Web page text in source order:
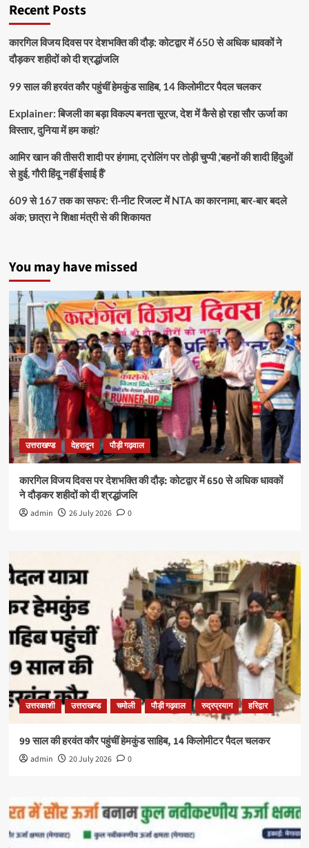
Recent Posts
कारगिल विजय दिवस पर देशभक्ति की दौड़: कोटद्वार में 650 से अधिक धावकों ने
दौड़कर शहीदों को दी श्रद्धांजलि
99 साल की हरवंत कौर पहुंचीं हेमकुंड साहिब, 14 किलोमीटर पैदल चलकर
Explainer: बिजली का बड़ा विकल्प बनता सूरज, देश में कैसे हो रहा सौर ऊर्जा का
विस्तार, दुनिया में हम कहां?
आमिर खान की तीसरी शादी पर हंगामा, ट्रोलिंग पर तोड़ी चुप्पी ,’बहनों की शादी हिंदुओं
से हुई, गौरी हिंदू नहीं ईसाई हैं’
609 से 167 तक का सफर: री-नीट रिजल्ट में NTA का कारनामा, बार-बार बदले
अंक; छात्रा ने शिक्षा मंत्री से की शिकायत
You may have missed
उत्तराखण्ड देहरादून पौड़ी गढ़वाल
कारगिल विजय दिवस पर देशभक्ति की दौड़: कोटद्वार में 650 से अधिक धावकों
ने दौड़कर शहीदों को दी श्रद्धांजलि
admin 26 July 2026 0
उत्तरकाशी उत्तराखण्ड चमोली पौड़ी गढ़वाल रुद्रप्रयाग हरिद्वार
99 साल की हरवंत कौर पहुंचीं हेमकुंड साहिब, 14 किलोमीटर पैदल चलकर
admin 20 July 2026 0